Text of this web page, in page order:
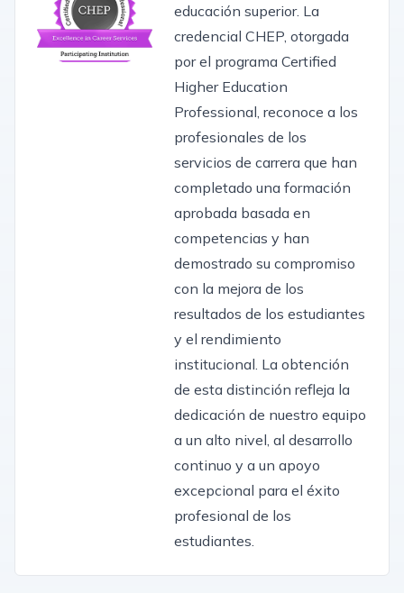
educación superior. La
credencial CHEP, otorgada
por el programa Certified
Higher Education
Professional, reconoce a los
profesionales de los
servicios de carrera que han
completado una formación
aprobada basada en
competencias y han
demostrado su compromiso
con la mejora de los
resultados de los estudiantes
y el rendimiento
institucional. La obtención
de esta distinción refleja la
dedicación de nuestro equipo
a un alto nivel, al desarrollo
continuo y a un apoyo
excepcional para el éxito
profesional de los
estudiantes.